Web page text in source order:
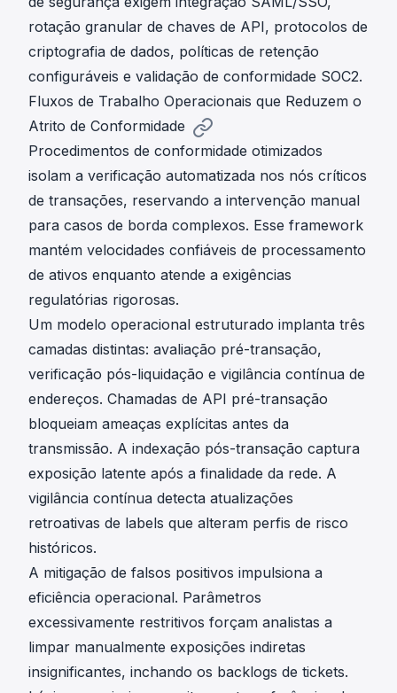
rotação granular de chaves de API, protocolos de
criptografia de dados, políticas de retenção
configuráveis e validação de conformidade SOC2.
Fluxos de Trabalho Operacionais que Reduzem o
Atrito de Conformidade
Procedimentos de conformidade otimizados
isolam a verificação automatizada nos nós críticos
de transações, reservando a intervenção manual
para casos de borda complexos. Esse framework
mantém velocidades confiáveis de processamento
de ativos enquanto atende a exigências
regulatórias rigorosas.
Um modelo operacional estruturado implanta três
camadas distintas: avaliação pré-transação,
verificação pós-liquidação e vigilância contínua de
endereços. Chamadas de API pré-transação
bloqueiam ameaças explícitas antes da
transmissão. A indexação pós-transação captura
exposição latente após a finalidade da rede. A
vigilância contínua detecta atualizações
retroativas de labels que alteram perfis de risco
históricos.
A mitigação de falsos positivos impulsiona a
eficiência operacional. Parâmetros
excessivamente restritivos forçam analistas a
limpar manualmente exposições indiretas
insignificantes, inchando os backlogs de tickets.